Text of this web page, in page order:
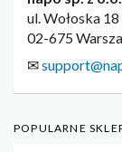
ul. Wołoska 18
02-675
✉
POPULARNE